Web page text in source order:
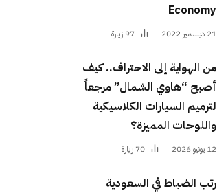
Economy
21 ديسمبر 2022 97 زيارة
من الهواية إلى الاحتراف.. كيف
أصبح “هاوي الشمال” مرجعاً
لترميم السيارات الكلاسيكية
واللوحات المميزة؟
12 يونيو 2026 70 زيارة
رتب الضباط في السعودية